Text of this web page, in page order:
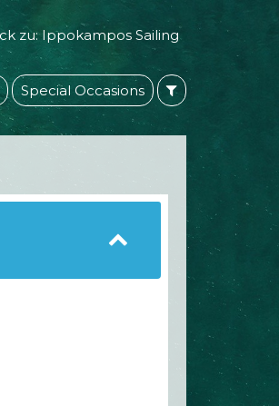
zu: Ippokampos Sailing
Special Occasions